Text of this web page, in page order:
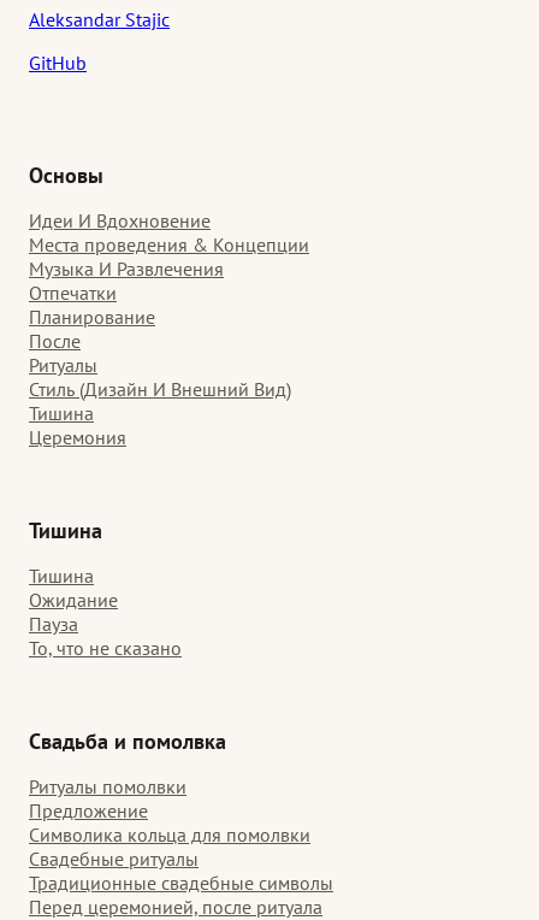
Aleksandar Stajic
GitHub
Основы
Идеи И Вдохновение
Места проведения & Концепции
Музыка И Развлечения
Отпечатки
Планирование
После
Ритуалы
Стиль (Дизайн И Внешний Вид)
Тишина
Церемония
Тишина
Тишина
Ожидание
Пауза
То, что не сказано
Свадьба и помолвка
Ритуалы помолвки
Предложение
Символика кольца для помолвки
Свадебные ритуалы
Традиционные свадебные символы
Перед церемонией, после ритуала